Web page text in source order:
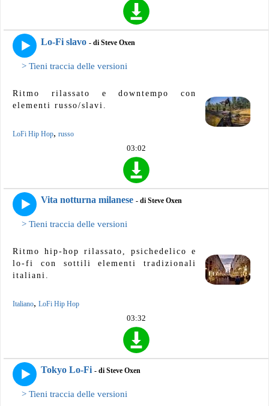
Lo-Fi slavo - di Steve Oxen
> Tieni traccia delle versioni
Ritmo rilassato e downtempo con
elementi russo/slavi.
LoFi Hip Hop, russo
03:02
Vita notturna milanese - di Steve Oxen
> Tieni traccia delle versioni
Ritmo hip-hop rilassato, psichedelico e
lo-fi con sottili elementi tradizionali
italiani.
Italiano, LoFi Hip Hop
03:32
Tokyo Lo-Fi - di Steve Oxen
> Tieni traccia delle versioni